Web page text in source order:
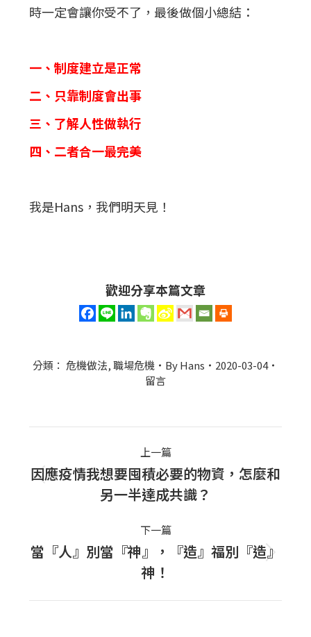
時一定會讓你受不了，最後做個小總結：
一、制度建立是正常
二、只靠制度會出事
三、了解人性做執行
四、二者合一最完美
我是Hans，我們明天見！
歡迎分享本篇文章
分類： 危機做法,職場危機 ByHans
2020-03-04
留言
navigation
上一篇
上
一
篇
文
章：
因應疫情我想要囤積必要的物資，怎麼和
另一半達成共識？
下一篇
一
篇
當『人』別當『神』，『造』福別『造』
神！